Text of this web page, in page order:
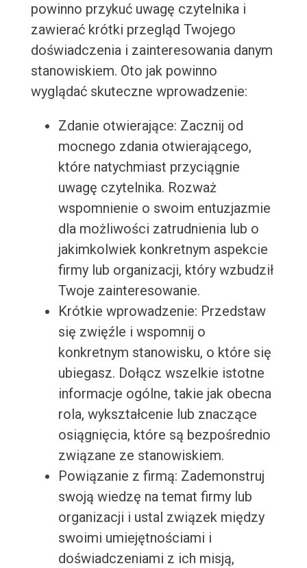
powinno przykuć uwagę czytelnika i
zawierać krótki przegląd Twojego
doświadczenia i zainteresowania danym
stanowiskiem. Oto jak powinno
wyglądać skuteczne wprowadzenie:
Zdanie otwierające: Zacznij od
mocnego zdania otwierającego,
które natychmiast przyciągnie
uwagę czytelnika. Rozważ
wspomnienie o swoim entuzjazmie
dla możliwości zatrudnienia lub o
jakimkolwiek konkretnym aspekcie
firmy lub organizacji, który wzbudził
Twoje zainteresowanie.
Krótkie wprowadzenie: Przedstaw
się zwięźle i wspomnij o
konkretnym stanowisku, o które się
ubiegasz. Dołącz wszelkie istotne
informacje ogólne, takie jak obecna
rola, wykształcenie lub znaczące
osiągnięcia, które są bezpośrednio
związane ze stanowiskiem.
Powiązanie z firmą: Zademonstruj
swoją wiedzę na temat firmy lub
organizacji i ustal związek między
swoimi umiejętnościami i
doświadczeniami z ich misją,